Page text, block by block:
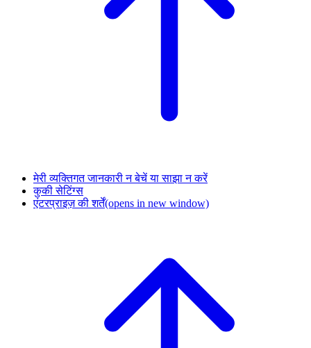
मेरी व्यक्तिगत जानकारी न बेचें या साझा न करें
कुकी सेटिंग्स
एंटरप्राइज़ की शर्तें(opens in new window)